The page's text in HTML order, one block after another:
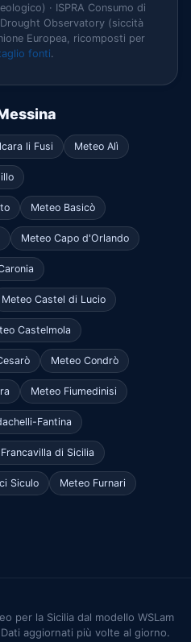
· ISPRA Consumo di
Observatory (siccità
Europea, ricomposti per
fonti.
li Fusi Meteo Alì
Meteo Basicò
Meteo Capo d'Orlando
Meteo Castel di Lucio
Castelmola
Meteo Condrò
Meteo Fiumedinisi
Fantina
di Sicilia
Siculo Meteo Furnari
per la Sicilia dal modello WSLam
aggiornati più volte al giorno.